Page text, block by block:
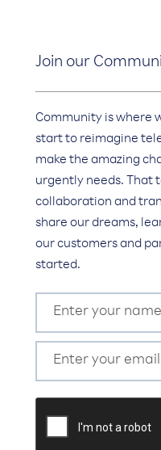
Join our
Community is where
start to reimagine
make the amazing
urgently needs. That
collaboration and
share our dreams,
our customers and
started.